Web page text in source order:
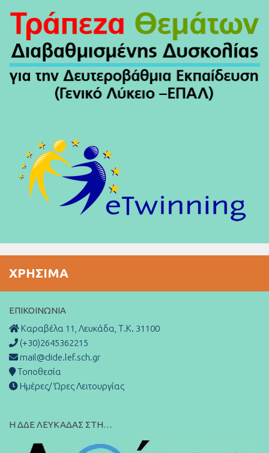
ΧΡΉΣΙΜΑ
ΕΠΙΚΟΙΝΩΝΊΑ
Καραβέλα 11, Λευκάδα, Τ.Κ. 31100
(+30)2645362215
mail@dide.lef.sch.gr
Τοποθεσία
Ημέρες/ Ώρες Λειτουργίας
Η ΔΔΕ ΛΕΥΚΑΔΑΣ ΣΤΗ…